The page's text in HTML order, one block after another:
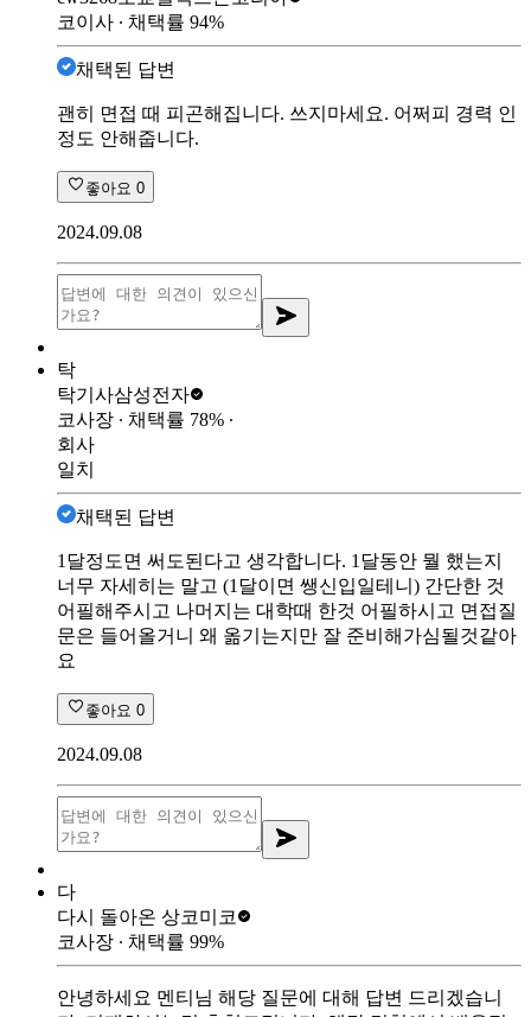
코이사 ∙ 채택률 94%
채택된 답변
괜히 면접 때 피곤해집니다. 쓰지마세요. 어쩌피 경력 인
정도 안해줍니다.
좋아요 0
2024.09.08
탁
탁기사삼성전자
코사장 ∙ 채택률 78% ∙
회사
일치
채택된 답변
1달정도면 써도된다고 생각합니다. 1달동안 뭘 했는지
너무 자세히는 말고 (1달이면 쌩신입일테니) 간단한 것
어필해주시고 나머지는 대학때 한것 어필하시고 면접질
문은 들어올거니 왜 옮기는지만 잘 준비해가심될것같아
요
좋아요 0
2024.09.08
다
다시 돌아온 상코미코
코사장 ∙ 채택률 99%
안녕하세요 멘티님 해당 질문에 대해 답변 드리겠습니